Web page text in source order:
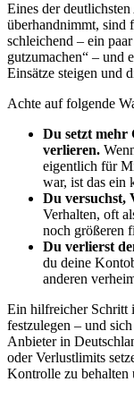
Eines der
überhandnimmt, sind
schleichend – ein
gutzumachen“ – und
Einsätze steigen und
Achte auf folgende
Du setzt mehr
verlieren.
eigentlich für
war, ist das ein
Du versuchst,
Verhalten, oft
noch größeren
Du verlierst
du deine
anderen
Ein hilfreicher Schritt
festzulegen – und
Anbieter in
oder Verlustlimits
Kontrolle zu behalten